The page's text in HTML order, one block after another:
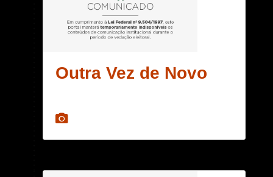
Outra Vez de Novo